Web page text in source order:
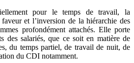
pour le temps de travail, la
et l’inversion de la hiérarchie des
profondément attachés. Elle porte
des salariés, que ce soit en matière de
du temps partiel, de travail de nuit, de
du CDI notamment.